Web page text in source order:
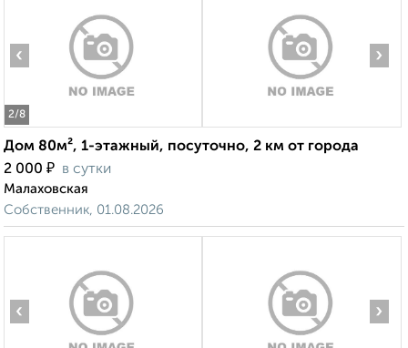
2/8
‹ ›
Дом 80м², 1-этажный, посуточно, 2 км от города
2 000 ₽ в сутки
Малаховская
Собственник, 01.08.2026
‹ ›